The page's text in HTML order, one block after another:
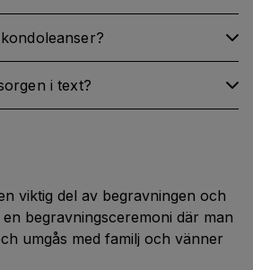
i text?
viktig del av begravningen och
begravningsceremoni där man
umgås med familj och vänner